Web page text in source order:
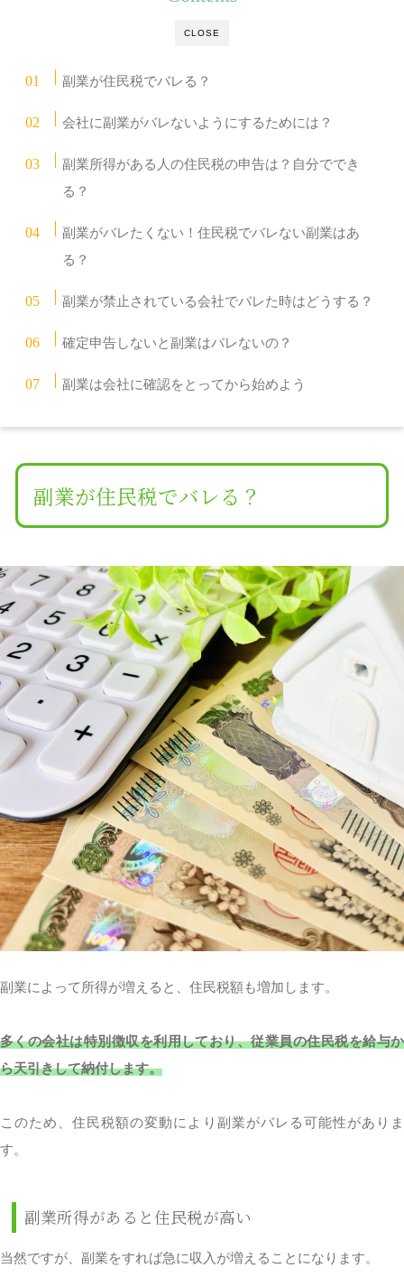
CLOSE
副業が住民税でバレる？
会社に副業がバレないようにするためには？
副業所得がある人の住民税の申告は？自分ででき
る？
副業がバレたくない！住民税でバレない副業はあ
る？
副業が禁止されている会社でバレた時はどうする？
確定申告しないと副業はバレないの？
副業は会社に確認をとってから始めよう
副業が住民税でバレる？
副業によって所得が増えると、住民税額も増加します。
多くの会社は特別徴収を利用しており、従業員の住民税を給与か
ら天引きして納付します。
このため、住民税額の変動により副業がバレる可能性がありま
す。
副業所得があると住民税が高い
当然ですが、副業をすれば急に収入が増えることになります。